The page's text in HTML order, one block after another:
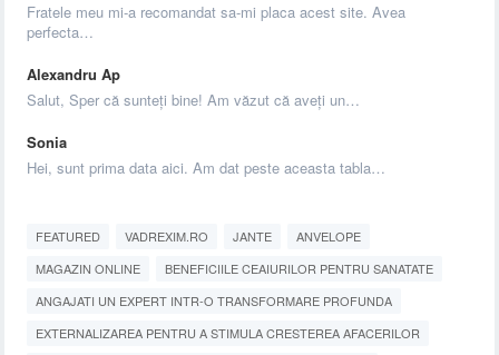
Fratele meu mi-a recomandat sa-mi placa acest site. Avea
perfecta…
Alexandru Ap
Salut, Sper că sunteți bine! Am văzut că aveți un…
Sonia
Hei, sunt prima data aici. Am dat peste aceasta tabla…
FEATURED VADREXIM.RO JANTE
ANVELOPE
MAGAZIN ONLINE
BENEFICIILE CEAIURILOR PENTRU SANATATE
ANGAJATI UN EXPERT INTR-O TRANSFORMARE PROFUNDA
EXTERNALIZAREA PENTRU A STIMULA CRESTEREA AFACERILOR